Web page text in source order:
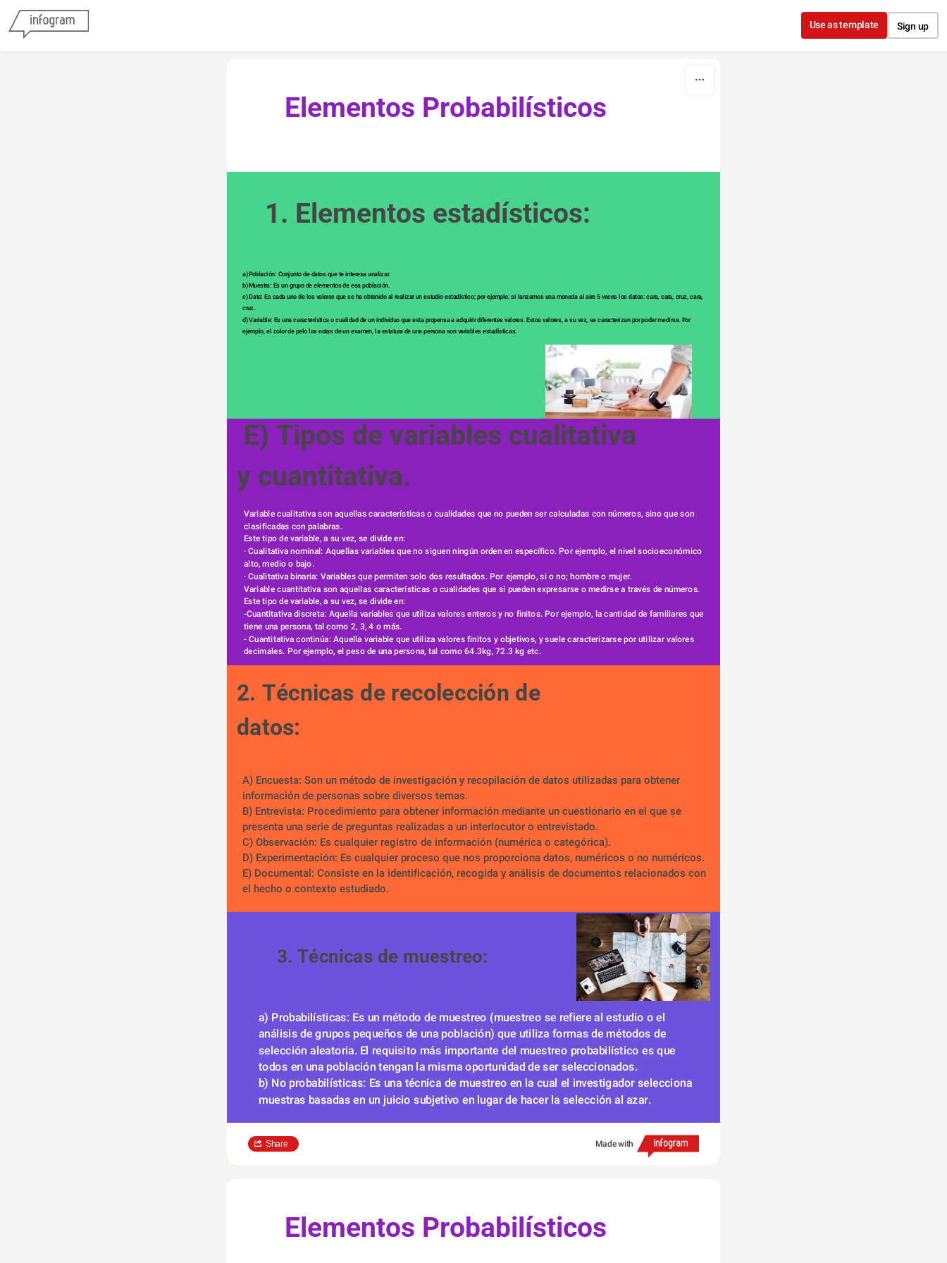
Use as template Sign up
        Elementos Probabilísticos
1. Elementos estadísticos:
a) Población: Conjunto de datos que te interesa analizar.
b) Muestra: Es un grupo de elementos de esa población.
c) Dato: Es cada uno de los valores que se ha obtenido al realizar un estudio estadístico; por ejemplo: si lanzamos una moneda al aire 5 veces los datos: cara, cara, cruz, cara,
cruz.
d) Variable: Es una característica o cualidad de un individuo que esta propensa a adquirir diferentes valores. Estos valores, a su vez, se caracterizan por poder medirse. Por
ejemplo, el color de pelo las notas de un examen, la estatura de una persona son variables estadísticas.
y cuantitativa.
Variable cualitativa son aquellas características o cualidades que no pueden ser calculadas con números, sino que son
clasificadas con palabras.
Este tipo de variable, a su vez, se divide en:
· Cualitativa nominal: Aquellas variables que no siguen ningún orden en específico. Por ejemplo, el nivel socioeconómico
alto, medio o bajo.
· Cualitativa binaria: Variables que permiten solo dos resultados. Por ejemplo, si o no; hombre o mujer.
Variable cuantitativa son aquellas características o cualidades que si pueden expresarse o medirse a través de números.
Este tipo de variable, a su vez, se divide en:
-Cuantitativa discreta: Aquella variables que utiliza valores enteros y no finitos. Por ejemplo, la cantidad de familiares que
tiene una persona, tal como 2, 3, 4 o más.
- Cuantitativa continúa: Aquella variable que utiliza valores finitos y objetivos, y suele caracterizarse por utilizar valores
decimales. Por ejemplo, el peso de una persona, tal como 64.3kg, 72.3 kg etc.
2. Técnicas de recolección de
datos:
A) Encuesta: Son un método de investigación y recopilación de datos utilizadas para obtener
información de personas sobre diversos temas.
B) Entrevista: Procedimiento para obtener información mediante un cuestionario en el que se
presenta una serie de preguntas realizadas a un interlocutor o entrevistado.
C) Observación: Es cualquier registro de información (numérica o categórica).
D) Experimentación: Es cualquier proceso que nos proporciona datos, numéricos o no numéricos.
E) Documental: Consiste en la identificación, recogida y análisis de documentos relacionados con
el hecho o contexto estudiado.
3. Técnicas de muestreo:
a) Probabilísticas: Es un método de muestreo (muestreo se refiere al estudio o el
análisis de grupos pequeños de una población) que utiliza formas de métodos de
selección aleatoria. El requisito más importante del muestreo probabilístico es que
todos en una población tengan la misma oportunidad de ser seleccionados.
b) No probabilísticas: Es una técnica de muestreo en la cual el investigador selecciona
muestras basadas en un juicio subjetivo en lugar de hacer la selección al azar.
Party B 49071
Share Made with
        Elementos Probabilísticos